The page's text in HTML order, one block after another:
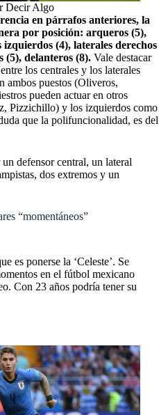
Decir Algo
en párrafos anteriores, la
por posición: arqueros (5),
izquierdos (4), laterales derechos
(5), delanteros (8). Vale destacar
los centrales y los laterales
ambos puestos (Oliveros,
pueden actuar en otros
Pizzichillo) y los izquierdos como
que la polifuncionalidad, es del
defensor central, un lateral
dos extremos y un
“momentáneos”
es ponerse la ‘Celeste’. Se
en el fútbol mexicano
Con 23 años podría tener su